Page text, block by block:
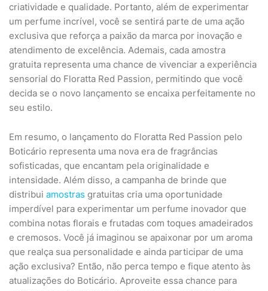
criatividade e qualidade. Portanto, além de experimentar
um perfume incrível, você se sentirá parte de uma ação
exclusiva que reforça a paixão da marca por inovação e
atendimento de excelência. Ademais, cada amostra
gratuita representa uma chance de vivenciar a experiência
sensorial do Floratta Red Passion, permitindo que você
decida se o novo lançamento se encaixa perfeitamente no
seu estilo.
Em resumo, o lançamento do Floratta Red Passion pelo
Boticário representa uma nova era de fragrâncias
sofisticadas, que encantam pela originalidade e
intensidade. Além disso, a campanha de brinde que
distribui amostras gratuitas cria uma oportunidade
imperdível para experimentar um perfume inovador que
combina notas florais e frutadas com toques amadeirados
e cremosos. Você já imaginou se apaixonar por um aroma
que realça sua personalidade e ainda participar de uma
ação exclusiva? Então, não perca tempo e fique atento às
atualizações do Boticário. Aproveite essa chance para